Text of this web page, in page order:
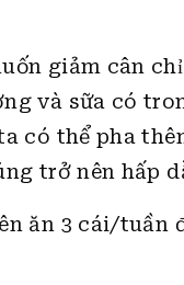
giảm cân
và sữa có
có thể pha
trở nên hấp
ăn 3 cái/tuần